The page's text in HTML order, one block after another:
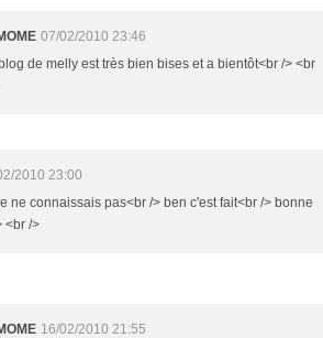
07/02/2010 23:46
de melly est très bien bises et a bientôt<br /> <br
2010 23:00
ne connaissais pas<br /> ben c'est fait<br /> bonne
<br />
16/02/2010 21:55